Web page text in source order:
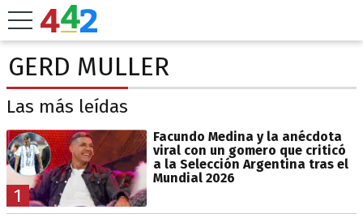
GERD MULLER
Las más leídas
1
Facundo Medina y la anécdota
viral con un gomero que criticó
a la Selección Argentina tras el
Mundial 2026